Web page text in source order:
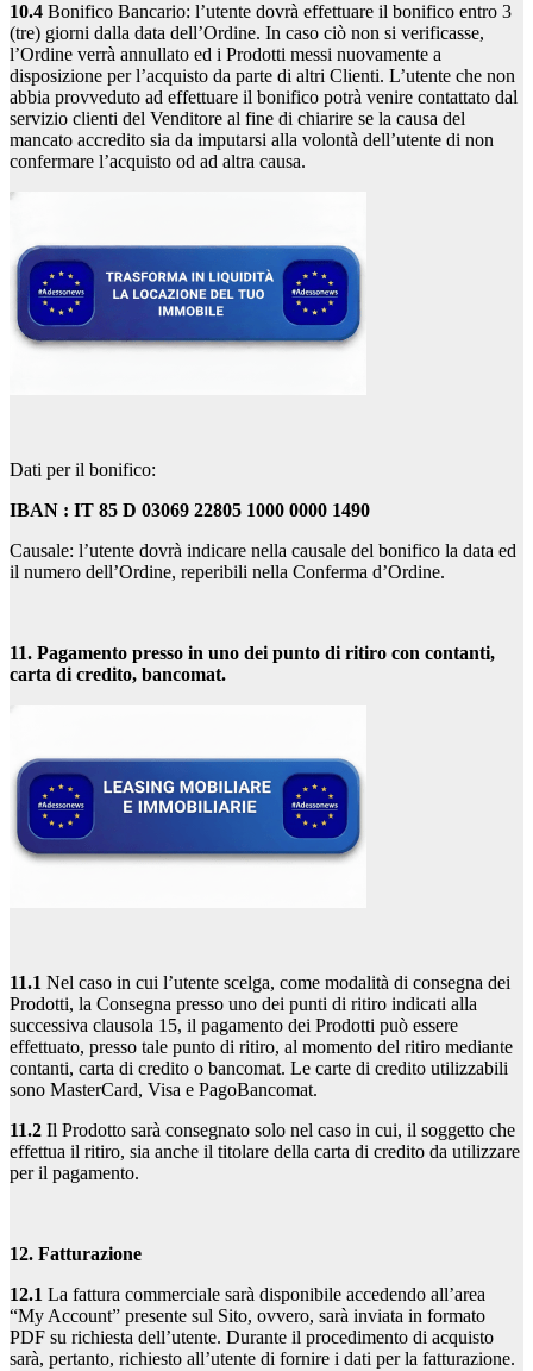
10.4 Bonifico Bancario: l’utente dovrà effettuare il bonifico entro 3
(tre) giorni dalla data dell’Ordine. In caso ciò non si verificasse,
l’Ordine verrà annullato ed i Prodotti messi nuovamente a
disposizione per l’acquisto da parte di altri Clienti. L’utente che non
abbia provveduto ad effettuare il bonifico potrà venire contattato dal
servizio clienti del Venditore al fine di chiarire se la causa del
mancato accredito sia da imputarsi alla volontà dell’utente di non
confermare l’acquisto od ad altra causa.
Dati per il bonifico:
IBAN : IT 85 D 03069 22805 1000 0000 1490
Causale: l’utente dovrà indicare nella causale del bonifico la data ed
il numero dell’Ordine, reperibili nella Conferma d’Ordine.
11. Pagamento presso in uno dei punto di ritiro con contanti,
carta di credito, bancomat.
11.1 Nel caso in cui l’utente scelga, come modalità di consegna dei
Prodotti, la Consegna presso uno dei punti di ritiro indicati alla
successiva clausola 15, il pagamento dei Prodotti può essere
effettuato, presso tale punto di ritiro, al momento del ritiro mediante
contanti, carta di credito o bancomat. Le carte di credito utilizzabili
sono MasterCard, Visa e PagoBancomat.
11.2 Il Prodotto sarà consegnato solo nel caso in cui, il soggetto che
effettua il ritiro, sia anche il titolare della carta di credito da utilizzare
per il pagamento.
12. Fatturazione
12.1 La fattura commerciale sarà disponibile accedendo all’area
“My Account” presente sul Sito, ovvero, sarà inviata in formato
PDF su richiesta dell’utente. Durante il procedimento di acquisto
sarà, pertanto, richiesto all’utente di fornire i dati per la fatturazione.